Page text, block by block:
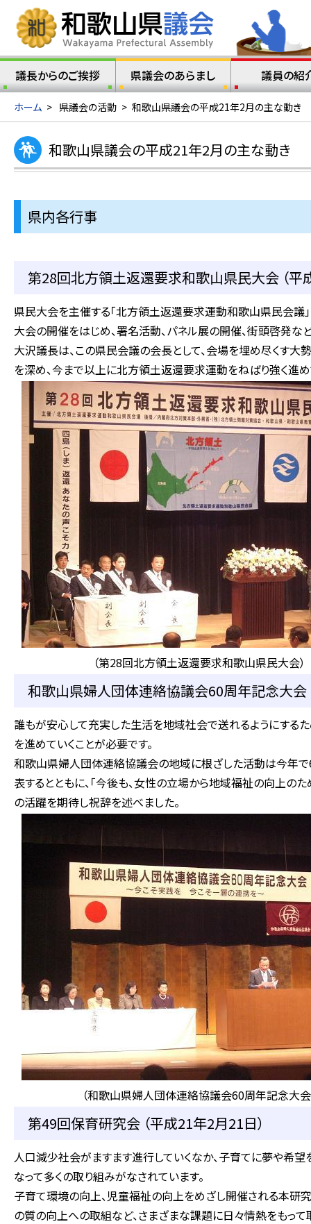
議長からのご挨拶 県議会のあらまし 議員の紹
ホーム > 県議会の活動 > 和歌山県議会の平成21年2月の主な動き
和歌山県議会の平成21年2月の主な動き
県内各行事
第28回北方領土返還要求和歌山県民大会 （平
県民大会を主催する「北方領土返還要求運動和歌山県民会議
大会の開催をはじめ、署名活動、パネル展の開催、街頭啓発
大沢議長は、この県民会議の会長として、会場を埋め尽くす
を深め、今まで以上に北方領土返還要求運動をねばり強く進
（第28回北方領土返還要求和歌山県民大会）
和歌山県婦人団体連絡協議会60周年記念大会
誰もが安心して充実した生活を地域社会で送れるようにする
を進めていくことが必要です。
和歌山県婦人団体連絡協議会の地域に根ざした活動は今年
表するとともに、「今後も、女性の立場から地域福祉の向上の
の活躍を期待し祝辞を述べました。
（和歌山県婦人団体連絡協議会60周年記念大会
第49回保育研究会 （平成21年2月21日）
人口減少社会がますます進行していくなか、子育てに夢や希
なって多くの取り組みがなされています。
子育て環境の向上、児童福祉の向上をめざし開催される本研
の質の向上への取組など、さまざまな課題に日々情熱をもっ